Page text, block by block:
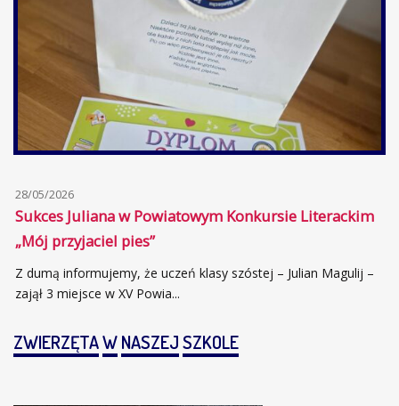
28/05/2026
Sukces Juliana w Powiatowym Konkursie Literackim
„Mój przyjaciel pies”
Z dumą informujemy, że uczeń klasy szóstej – Julian Magulij –
zajął 3 miejsce w XV Powia...
ZWIERZĘTAWNASZEJSZKOLE